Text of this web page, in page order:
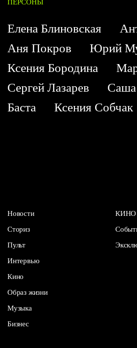
ПЕРСОНЫ
Елена Блиновская
Аня Покров
Юрий
Ксения Бородина
Сергей Лазарев
Саша
Баста
Ксения Собчак
Новости
Сториз
Пульт
Интервью
Кино
Образ жизни
Музыка
Бизнес
КИНО